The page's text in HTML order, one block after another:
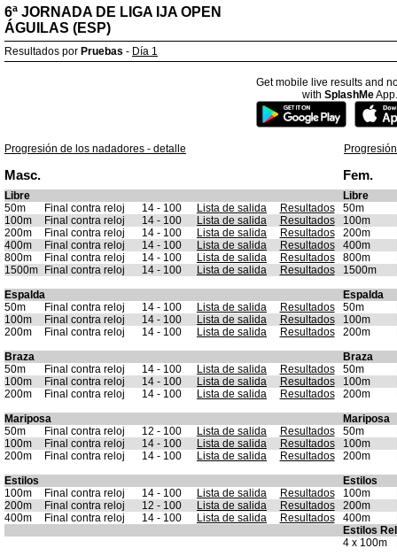
6ª JORNADA DE LIGA IJA OPEN
ÁGUILAS (ESP)
Resultados por Pruebas - Día 1
Get mobile live results and
with SplashMeApp.
Progresión de los nadadores - detalle
Masc. Fem.
Libre
Libre
50m
Final contra reloj 14 - 100 Lista de salida Resultados 50m
100m
Final contra reloj 14 - 100 Lista de salida Resultados 100m
200m
Final contra reloj 14 - 100 Lista de salida Resultados 200m
400m
Final contra reloj 14 - 100 Lista de salida Resultados 400m
800m
Final contra reloj 14 - 100 Lista de salida Resultados 800m
1500m
Final contra reloj 14 - 100 Lista de salida Resultados 1500m
Espalda
Espalda
50m
Final contra reloj 14 - 100 Lista de salida Resultados 50m
100m
Final contra reloj 14 - 100 Lista de salida Resultados 100m
200m
Final contra reloj 14 - 100 Lista de salida Resultados 200m
Braza
Braza
50m
Final contra reloj 14 - 100 Lista de salida Resultados 50m
100m
Final contra reloj 14 - 100 Lista de salida Resultados 100m
200m
Final contra reloj 14 - 100 Lista de salida Resultados 200m
Mariposa
Mariposa
50m
Final contra reloj 12 - 100 Lista de salida Resultados 50m
100m
Final contra reloj 14 - 100 Lista de salida Resultados 100m
200m
Final contra reloj 14 - 100 Lista de salida Resultados 200m
Estilos
Estilos
100m
Final contra reloj 14 - 100 Lista de salida Resultados 100m
200m
Final contra reloj 12 - 100 Lista de salida Resultados 200m
400m
Final contra reloj 14 - 100 Lista de salida Resultados 400m
Estilos
4 x 100m